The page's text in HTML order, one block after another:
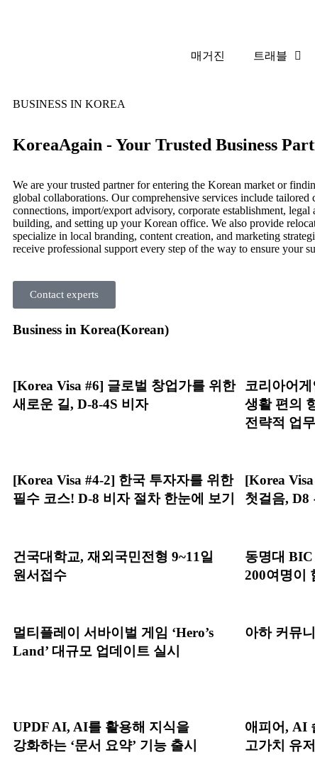
매거진 트래블
BUSINESS IN KOREA
KoreaAgain - Your Trusted Business
We are your trusted partner for entering the Korean market or
global collaborations. Our comprehensive services include tailored
connections, import/export advisory, corporate establishment, legal
building, and setting up your Korean office. We also provide
specialize in local branding, content creation, and marketing
receive professional support every step of the way to ensure your
Contact experts
Business in Korea(Korean)
[Korea Visa #6] 글로벌 창업가를 위한
새로운 길, D-8-4S 비자
코리아어
생활 편의
전략적 업
[Korea Visa #4-2] 한국 투자자를 위한
필수 코스! D-8 비자 절차 한눈에 보기
[Korea
첫걸음, D8
건국대학교, 재외국민전형 9~11일
원서접수
동명대
200여명이
멀티플레이 서바이벌 게임 ‘Hero’s
Land’ 대규모 업데이트 실시
아하 커뮤
UPDF AI, AI를 활용해 지식을
강화하는 ‘문서 요약’ 기능 출시
애피어, AI
고가치 유